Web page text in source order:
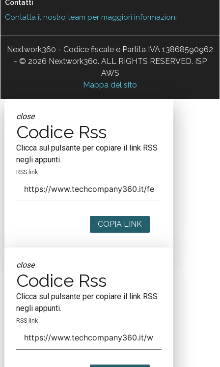
Contatti
Contatta il nostro team per maggiori informazioni
Nextwork360 - Codice fiscale e Partita IVA 13868590962
- © 2026 Nextwork360. ALL RIGHTS RESERVED. ISP
AWS
Mappa del sito
close
Codice Rss
Clicca sul pulsante per copiare il link RSS
negli appunti.
RSS link
COPIA LINK
close
Codice Rss
Clicca sul pulsante per copiare il link RSS
negli appunti.
RSS link